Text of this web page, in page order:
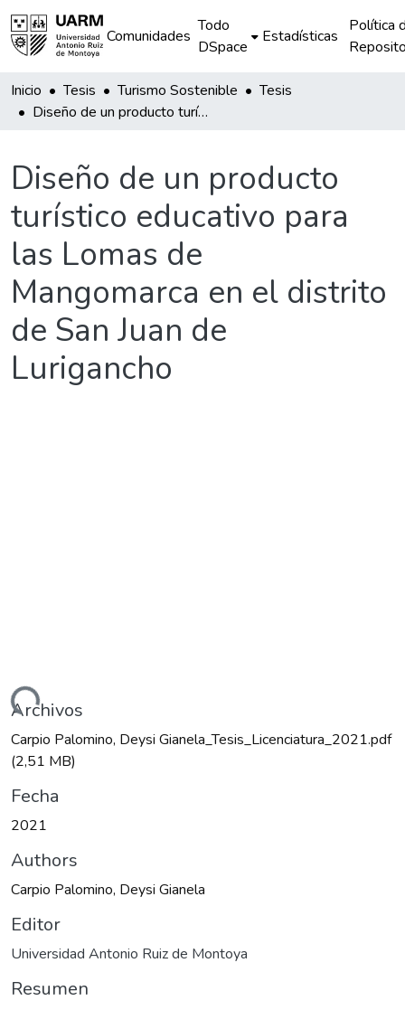
Comunidades
Todo
DSpace
Estadísticas
Política
Inicio Tesis Turismo Sostenible
Tesis
Diseño de un producto turístico educativo para las Lomas de Mangomarca en el distrito de San Juan de Lurigancho
Diseño de un producto
turístico educativo para
las Lomas de
Mangomarca en el distrito
de San Juan de
Lurigancho
Archivos
Carpio Palomino, Deysi Gianela_Tesis_Licenciatura_2021.pdf
(2,51 MB)
Fecha
2021
Authors
Carpio Palomino, Deysi Gianela
Editor
Universidad Antonio Ruiz de Montoya
Resumen